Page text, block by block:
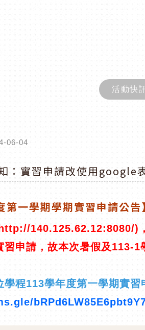
活動快
06-04
知：實習申請改使用
第一學期學期實習申請公告】
140.125.62.12:8080/)
習申請，故本次暑假及113-
學程113學年度第一學期實習